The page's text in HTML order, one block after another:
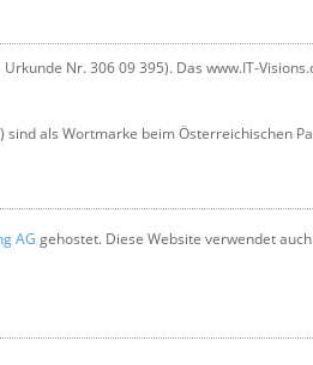
Nr. 306 09 395). Das www.IT-
sind als Wortmarke beim Österreichischen
AG gehostet. Diese Website verwendet